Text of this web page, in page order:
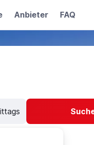
Anbieter FAQ